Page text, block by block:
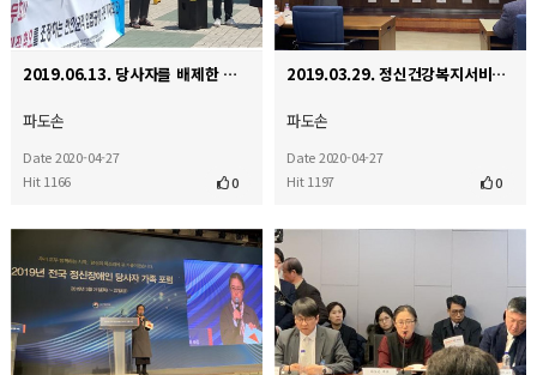
2019.06.13. 당사자를 배제한 입법 공청회 규탄 기자회견
파도손
Date 2020-04-27
Hit 1166
0
2019.03.29. 정신건강복지서비스 정상화 방안을 위한 국회토론회
파도손
Date 2020-04-27
Hit 1197
0